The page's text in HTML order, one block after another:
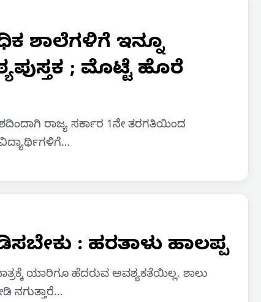
ಶಾಲೆಗಳಿಗೆ ಇನ್ನೂ
; ಮೊಟ್ಟೆ ಹೊರೆ
ರಾಜ್ಯ ಸರ್ಕಾರ 1ನೇ ತರಗತಿಯಿಂದ
: ಹರತಾಳು ಹಾಲಪ್ಪ
ಯಾರಿಗೂ ಹೆದರುವ ಅವಶ್ಯಕತೆಯಿಲ್ಲ. ಶಾಲು
ನಗುತ್ತಾರೆ…